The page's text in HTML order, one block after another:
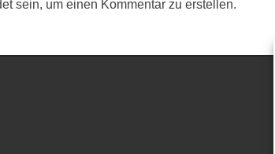
sein, um einen Kommentar zu erstellen.